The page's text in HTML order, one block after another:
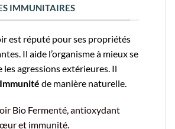
IMMUNITAIRES
est réputé pour ses propriétés
Il aide l’organisme à mieux se
agressions extérieures. Il
Immunité de manière naturelle.